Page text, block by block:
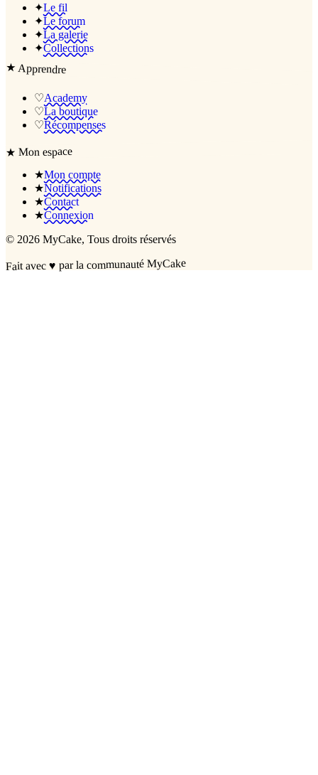
✦Le fil
✦Le forum
✦La galerie
✦Collections
★Apprendre
♡Academy
♡La boutique
♡Récompenses
★Mon espace
★Mon compte
★Notifications
★Contact
★Connexion
© 2026 MyCake, Tous droits réservés
Fait avec♥ par la communauté MyCake